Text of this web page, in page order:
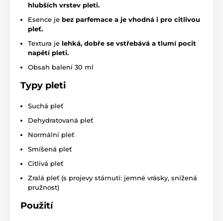
hlubších vrstev pleti.
Esence je bez parfemace a je vhodná i pro citlivou
pleť.
Textura je lehká, dobře se vstřebává a tlumí pocit
napětí pleti.
Obsah balení 30 ml
Typy pleti
Suchá pleť
Dehydratovaná pleť
Normální pleť
Smíšená pleť
Citlivá pleť
Zralá pleť (s projevy stárnutí: jemné vrásky, snížená
pružnost)
Použití